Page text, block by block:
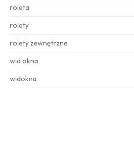
roleta
rolety
rolety zewnętrzne
wid okna
widokna